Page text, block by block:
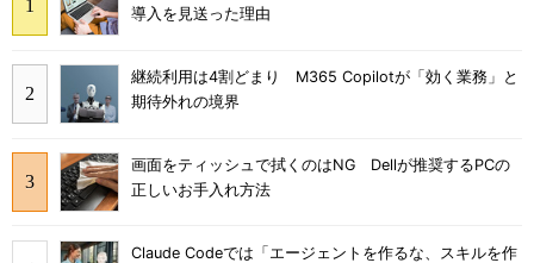
導入を見送った理由
継続利用は4割どまり M365 Copilotが「効く業務」と
期待外れの境界
画面をティッシュで拭くのはNG Dellが推奨するPCの
正しいお手入れ方法
Claude Codeでは「エージェントを作るな、スキルを作